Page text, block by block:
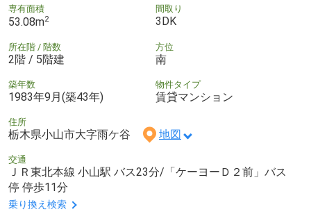
専有面積
53.08m2
間取り
3DK
所在階 / 階数
2階 / 5階建
方位
南
築年数
1983年9月(築43年)
物件タイプ
賃貸マンション
住所
栃木県小山市大字雨ケ谷 地図
交通
ＪＲ東北本線 小山駅 バス23分/「ケーヨーＤ２前」バス
停 停歩11分
乗り換え検索